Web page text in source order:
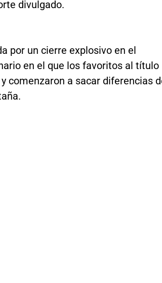
divulgado.
por un cierre explosivo en el
en el que los favoritos al título
comenzaron a sacar diferencias